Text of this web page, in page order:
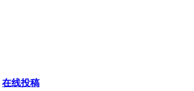
在线投稿